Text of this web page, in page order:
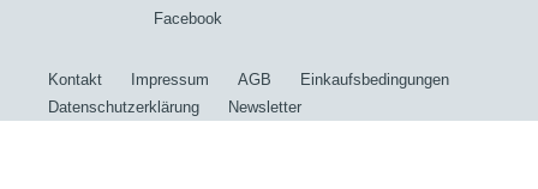
Kontakt Impressum AGB
Einkaufsbedingungen
Datenschutzerklärung
Newsletter